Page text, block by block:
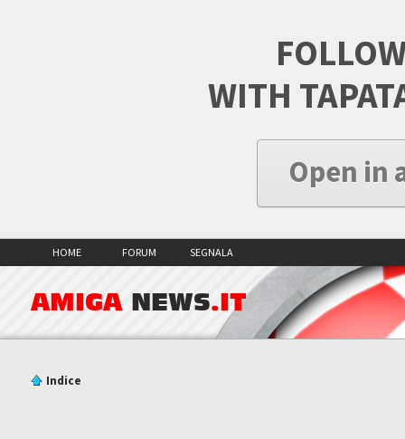
WITH
Open in
HOME FORUM SEGNALA
AMIGA NEWS.IT
Indice